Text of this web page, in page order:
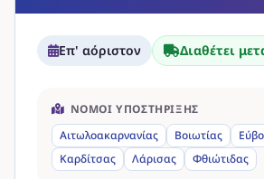
Επ' αόριστον Διαθέτει
ΝΟΜΟΊ ΥΠΟΣΤΉΡΙΞΗΣ
Αιτωλοακαρνανίας
Βοιωτίας
Καρδίτσας
Λάρισας Φθιώτιδας